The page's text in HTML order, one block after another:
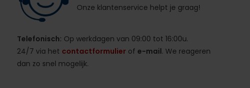
Onze klantenservice helpt je graag!
Telefonisch: Op werkdagen van 09:00 tot 16:00u.
24/7 via het contactformulierof e-mail. We reageren
dan zo snel mogelijk.